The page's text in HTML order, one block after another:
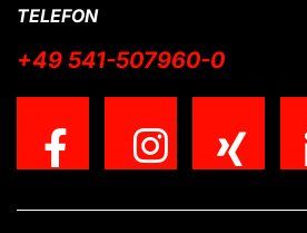
TELEFON
+49 541-507960-0